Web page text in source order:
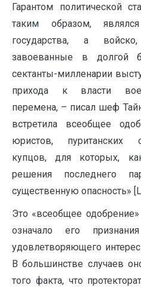
Гарантом политической
таким образом,
государства, а
завоеванные в долгой
сектанты-милленарии
прихода к власти
перемена, – писал шеф
встретила всеобщее
юристов, пуританских
купцов, для которых,
решения последнего
существенную опасность»
Это «всеобщее
означало его
удовлетворяющего
В большинстве случаев
того факта, что